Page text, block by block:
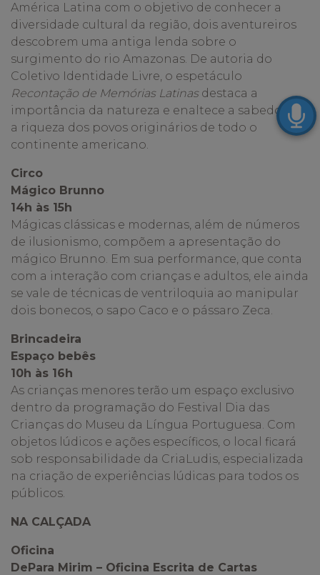
América Latina com o objetivo de conhecer a
diversidade cultural da região, dois aventureiros
descobrem uma antiga lenda sobre o
surgimento do rio Amazonas. De autoria do
Coletivo Identidade Livre, o espetáculo
Recontação de Memórias Latinasdestaca a
importância da natureza e enaltece a sabedoria e
a riqueza dos povos originários de todo o
continente americano.
Circo
Mágico Brunno
14h às 15h
Mágicas clássicas e modernas, além de números
de ilusionismo, compõem a apresentação do
mágico Brunno. Em sua performance, que conta
com a interação com crianças e adultos, ele ainda
se vale de técnicas de ventriloquia ao manipular
dois bonecos, o sapo Caco e o pássaro Zeca.
Brincadeira
Espaço bebês
10h às 16h
As crianças menores terão um espaço exclusivo
dentro da programação do Festival Dia das
Crianças do Museu da Língua Portuguesa. Com
objetos lúdicos e ações específicos, o local ficará
sob responsabilidade da CriaLudis, especializada
na criação de experiências lúdicas para todos os
públicos.
NA CALÇADA
Oficina
DePara Mirim – Oficina Escrita de Cartas